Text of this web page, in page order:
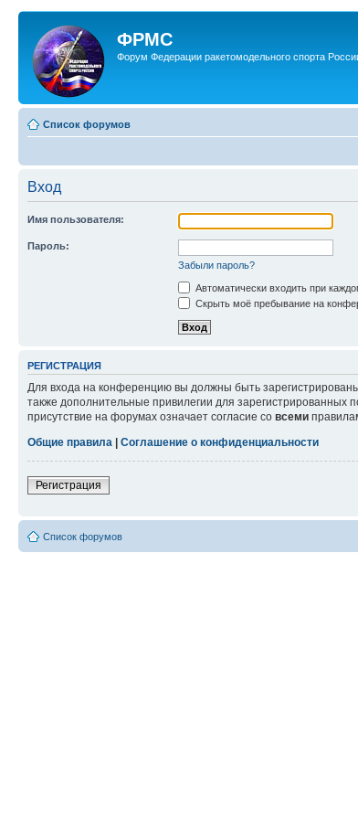
ФРМС
Форум Федерации ракетомодельного спорта
Список форумов
Вход
Имя пользователя:
Пароль:
Забыли пароль?
Автоматически входить при
Скрыть моё пребывание на
РЕГИСТРАЦИЯ
Для входа на конференцию вы должны быть
также дополнительные привилегии для зарегистрированных
присутствие на форумах означает согласие со всеми
Общие правила | Соглашение о конфиденциальности
Регистрация
Список форумов